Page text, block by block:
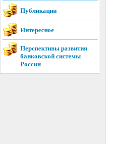
Публикации
Интересное
Перспективы развития
банковской системы
России